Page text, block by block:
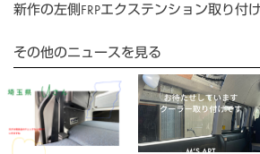
新作の左側FRPエクステンション取り付
その他のニュースを見る